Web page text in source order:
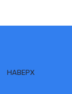
НАВЕРХ